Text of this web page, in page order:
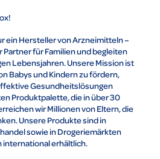
ein Hersteller von Arzneimitteln –
Partner für Familien und begleiten
Lebensjahren. Unsere Mission ist
Babys und Kindern zu fördern,
Gesundheitslösungen
Produktpalette, die in über 30
wir Millionen von Eltern, die
Unsere Produkte sind in
sowie in Drogeriemärkten
international erhältlich.